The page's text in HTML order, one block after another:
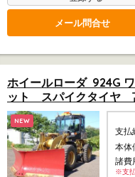
メール問合せ
ホイールローダ 924G
ット スパイクタイヤ
NEW
支払
本体
諸費
※支